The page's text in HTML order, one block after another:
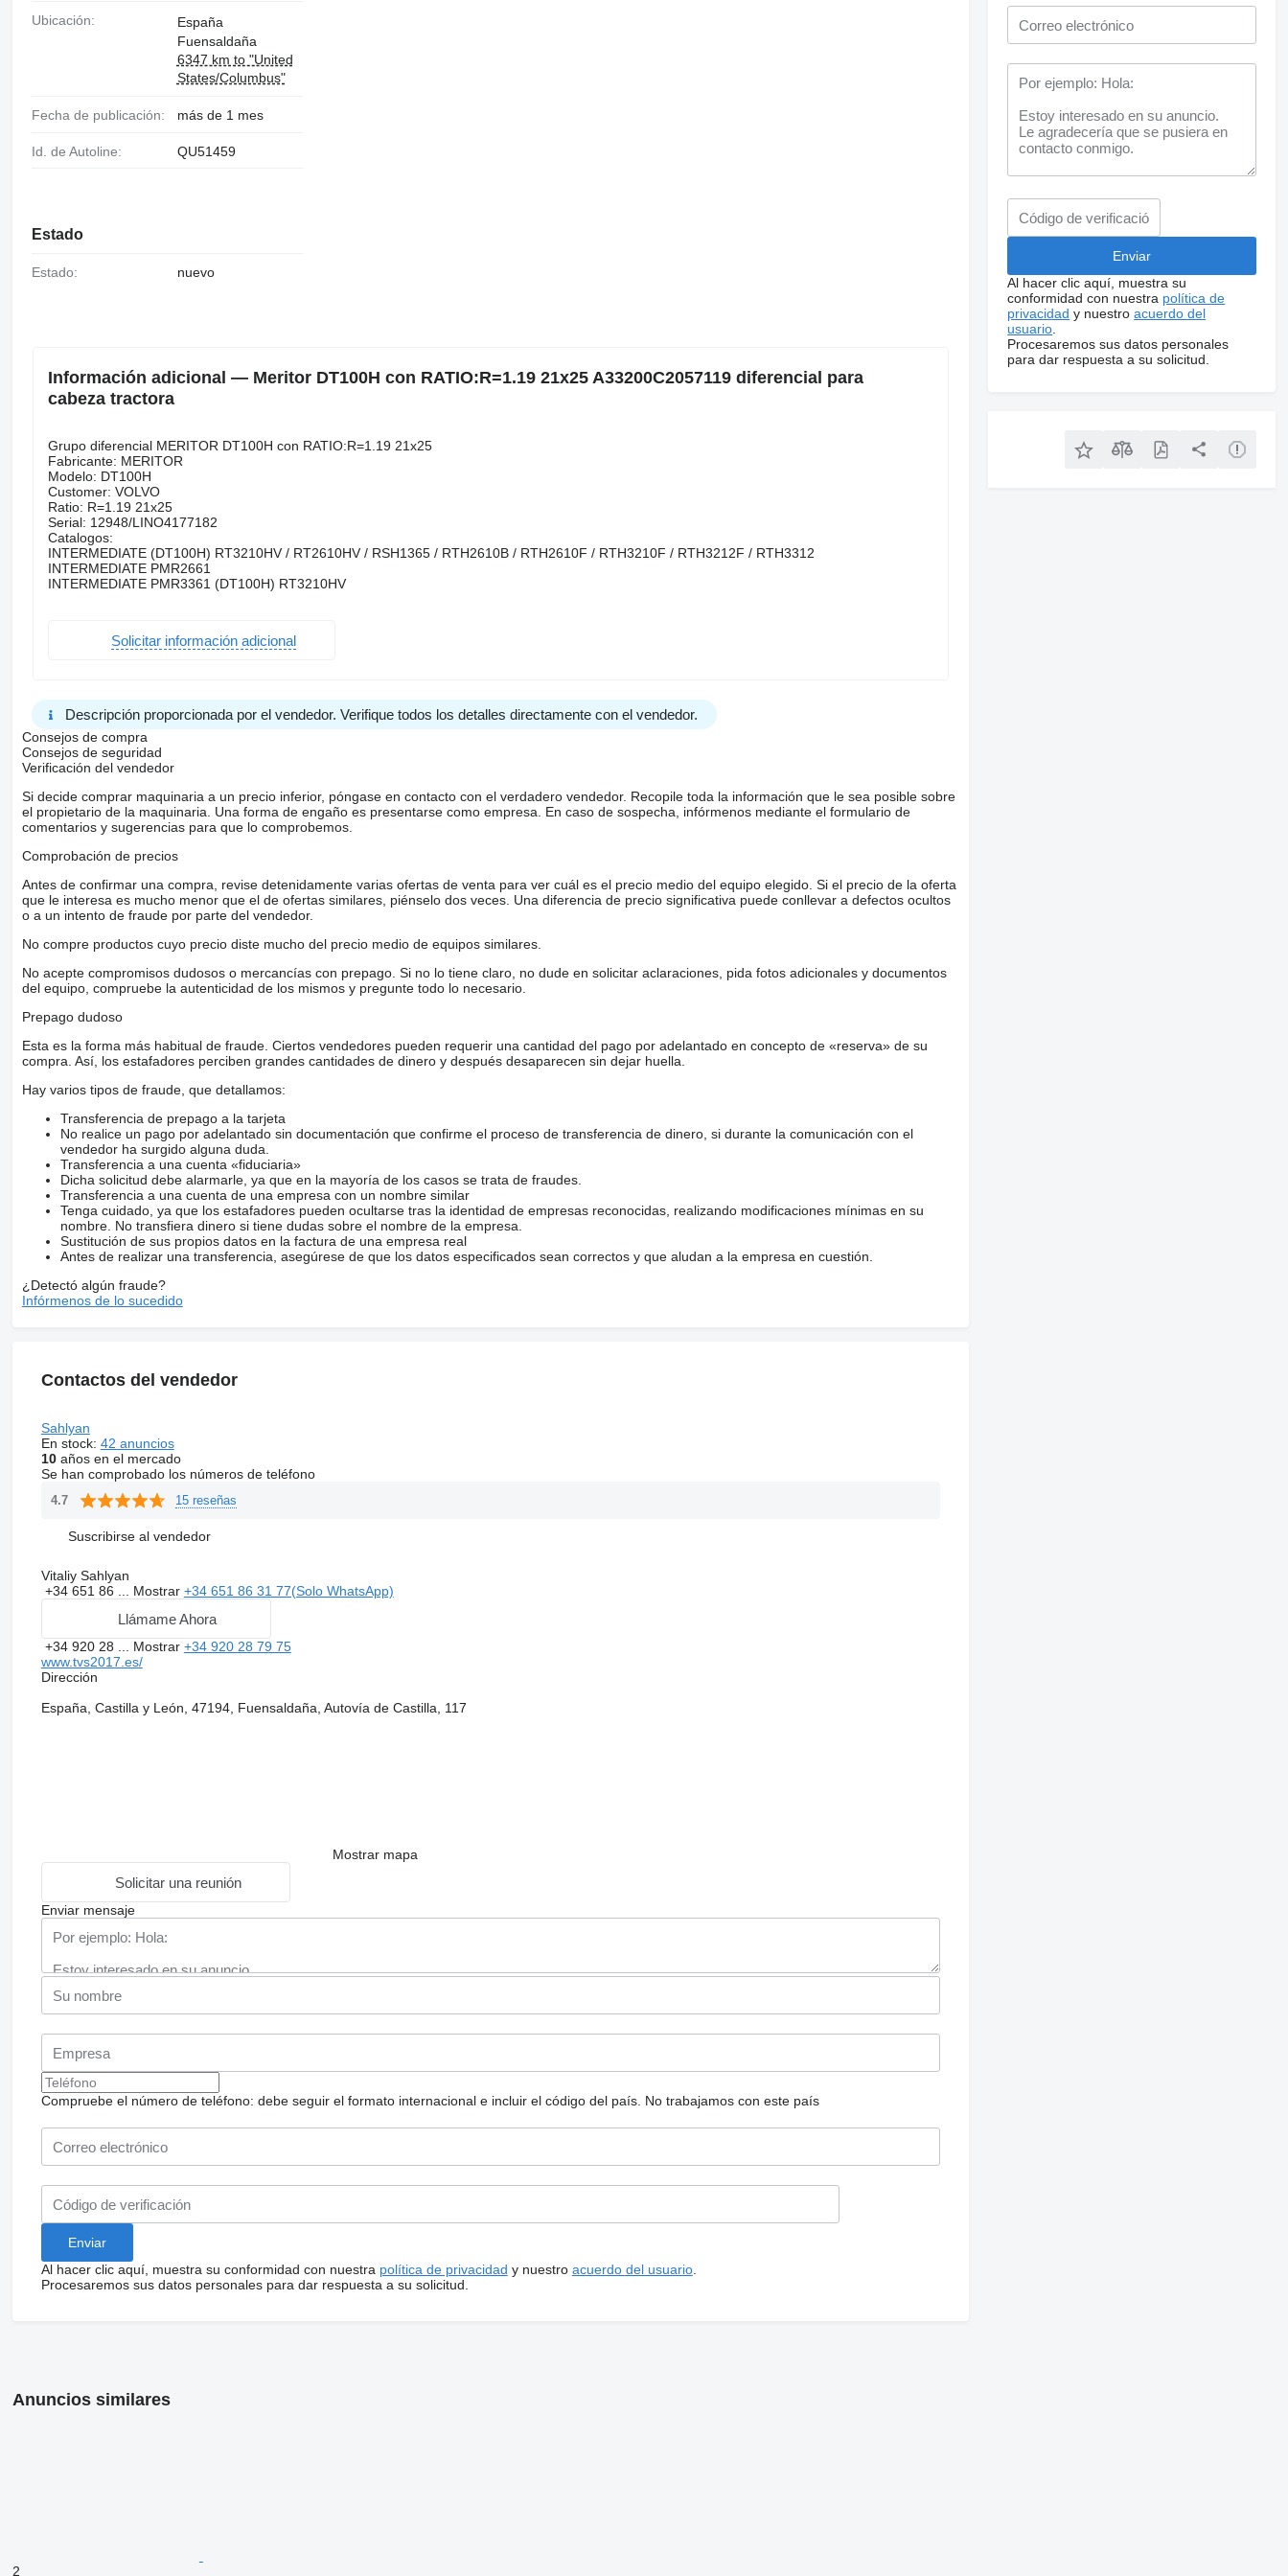
74 21 192 424,
R.V.I. 7422014377,
R.V.I. 74 22 014
387, R.V.I.
7423559915
Ubicación:
España
Fuensaldaña
6347 km to "United
States/Columbus"
Fecha de publicación: más de 1 mes
Id. de Autoline: QU51459
Estado
Estado: nuevo
Información adicional — Meritor DT100H con RATIO:R=1.19 21x25 A33200C2057119 diferencial para
cabeza tractora
Grupo diferencial MERITOR DT100H con RATIO:R=1.19 21x25
Fabricante: MERITOR
Modelo: DT100H
Customer: VOLVO
Ratio: R=1.19 21x25
Serial: 12948/LINO4177182
Catalogos:
INTERMEDIATE (DT100H) RT3210HV / RT2610HV / RSH1365 / RTH2610B / RTH2610F / RTH3210F / RTH3212F / RTH3312
INTERMEDIATE PMR2661
INTERMEDIATE PMR3361 (DT100H) RT3210HV
Solicitar información adicional
Descripción proporcionada por el vendedor. Verifique todos los detalles directamente con el vendedor.
Consejos de compra
Consejos de seguridad
Verificación del vendedor
Si decide comprar maquinaria a un precio inferior, póngase en contacto con el verdadero vendedor. Recopile toda la información que le sea posible sobre
el propietario de la maquinaria. Una forma de engaño es presentarse como empresa. En caso de sospecha, infórmenos mediante el formulario de
comentarios y sugerencias para que lo comprobemos.
Comprobación de precios
Antes de confirmar una compra, revise detenidamente varias ofertas de venta para ver cuál es el precio medio del equipo elegido. Si el precio de la oferta
que le interesa es mucho menor que el de ofertas similares, piénselo dos veces. Una diferencia de precio significativa puede conllevar a defectos ocultos
o a un intento de fraude por parte del vendedor.
No compre productos cuyo precio diste mucho del precio medio de equipos similares.
No acepte compromisos dudosos o mercancías con prepago. Si no lo tiene claro, no dude en solicitar aclaraciones, pida fotos adicionales y documentos
del equipo, compruebe la autenticidad de los mismos y pregunte todo lo necesario.
Prepago dudoso
Esta es la forma más habitual de fraude. Ciertos vendedores pueden requerir una cantidad del pago por adelantado en concepto de «reserva» de su
compra. Así, los estafadores perciben grandes cantidades de dinero y después desaparecen sin dejar huella.
Hay varios tipos de fraude, que detallamos:
Transferencia de prepago a la tarjeta
No realice un pago por adelantado sin documentación que confirme el proceso de transferencia de dinero, si durante la comunicación con el
vendedor ha surgido alguna duda.
Transferencia a una cuenta «fiduciaria»
Dicha solicitud debe alarmarle, ya que en la mayoría de los casos se trata de fraudes.
Transferencia a una cuenta de una empresa con un nombre similar
Tenga cuidado, ya que los estafadores pueden ocultarse tras la identidad de empresas reconocidas, realizando modificaciones mínimas en su
nombre. No transfiera dinero si tiene dudas sobre el nombre de la empresa.
Sustitución de sus propios datos en la factura de una empresa real
Antes de realizar una transferencia, asegúrese de que los datos especificados sean correctos y que aludan a la empresa en cuestión.
¿Detectó algún fraude?
Infórmenos de lo sucedido
Contactos del vendedor
Sahlyan
En stock: 42 anuncios
10años en el mercado
Se han comprobado los números de teléfono
4.7 15 reseñas
Suscribirse al vendedor
Vitaliy Sahlyan
+34 651 86 ... Mostrar +34 651 86 31 77(Solo WhatsApp)
Llámame Ahora
+34 920 28 ... Mostrar +34 920 28 79 75
www.tvs2017.es/
Dirección
España, Castilla y León, 47194, Fuensaldaña, Autovía de Castilla, 117
Mostrar mapa
Solicitar una reunión
Enviar mensaje
Compruebe el número de teléfono: debe seguir el formato internacional e incluir el código del país. No trabajamos con este país
Al hacer clic aquí, muestra su conformidad con nuestra política de privacidad y nuestro acuerdo del usuario.
Procesaremos sus datos personales para dar respuesta a su solicitud.
Al hacer clic aquí, muestra su
conformidad con nuestra política de
privacidad y nuestroacuerdo del
usuario
Procesaremos sus datos personales
para dar respuesta a su solicitud.
Anuncios similares
2